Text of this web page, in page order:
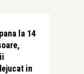
la 14
in